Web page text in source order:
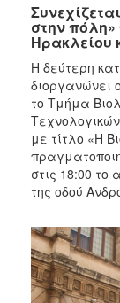
2022
2021
2020
2019
2018
2017
2016
2013
2012
2011
στην
Ηρακλείου
Η δεύτερη
διοργανώνει
το Τμήμα
με τίτλο «Η
στις 18:00
της οδού